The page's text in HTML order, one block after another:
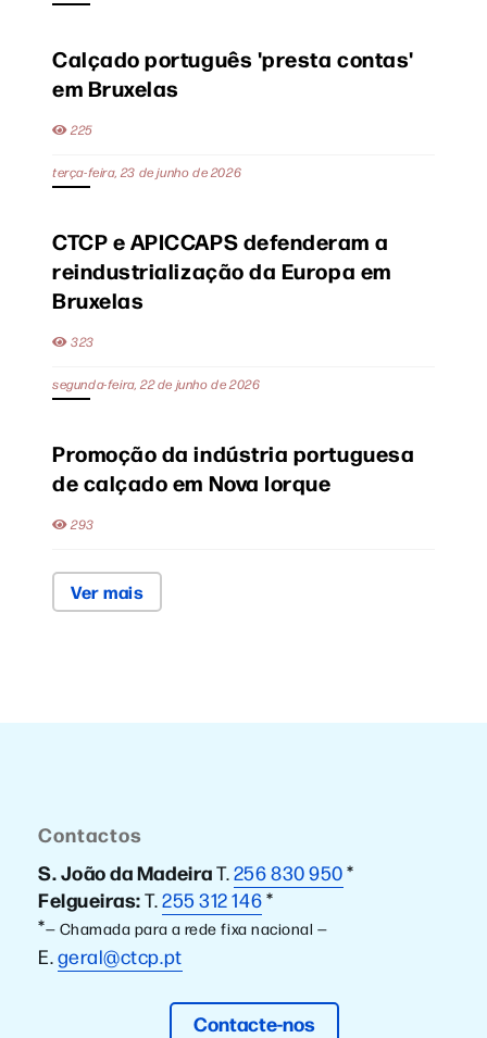
Calçado português 'presta contas'
em Bruxelas
225
terça-feira, 23 de junho de 2026
CTCP e APICCAPS defenderam a
reindustrialização da Europa em
Bruxelas
323
segunda-feira, 22 de junho de 2026
Promoção da indústria portuguesa
de calçado em Nova Iorque
293
Ver mais
Contactos
S. João da MadeiraT.256 830 950*
Felgueiras:T.255 312 146*
*— Chamada para a rede fixa nacional —
E.geral@ctcp.pt
Contacte-nos